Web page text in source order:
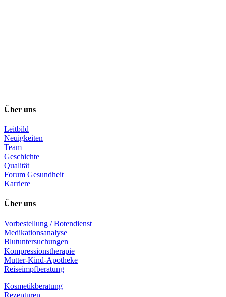
Über uns
Leitbild
Neuigkeiten
Team
Geschichte
Qualität
Forum Gesundheit
Karriere
Über uns
Vorbestellung / Botendienst
Medikationsanalyse
Blutuntersuchungen
Kompressionstherapie
Mutter-Kind-Apotheke
Reiseimpfberatung
Kosmetikberatung
Rezepturen